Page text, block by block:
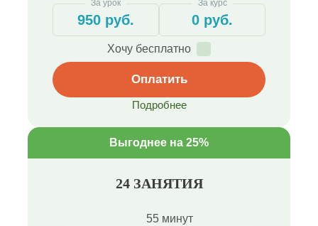
За урок
950 руб.
За курс
0 руб.
Хочу бесплатно
Оплатить
Подробнее
Выгоднее на 25%
24 ЗАНЯТИЯ
55 минут